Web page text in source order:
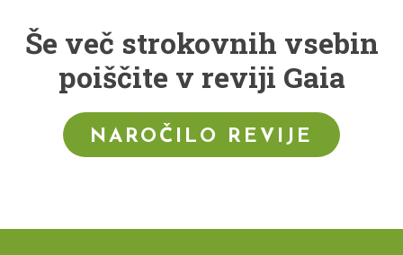
Še več strokovnih vsebin
poiščite v reviji Gaia
NAROČILO REVIJE